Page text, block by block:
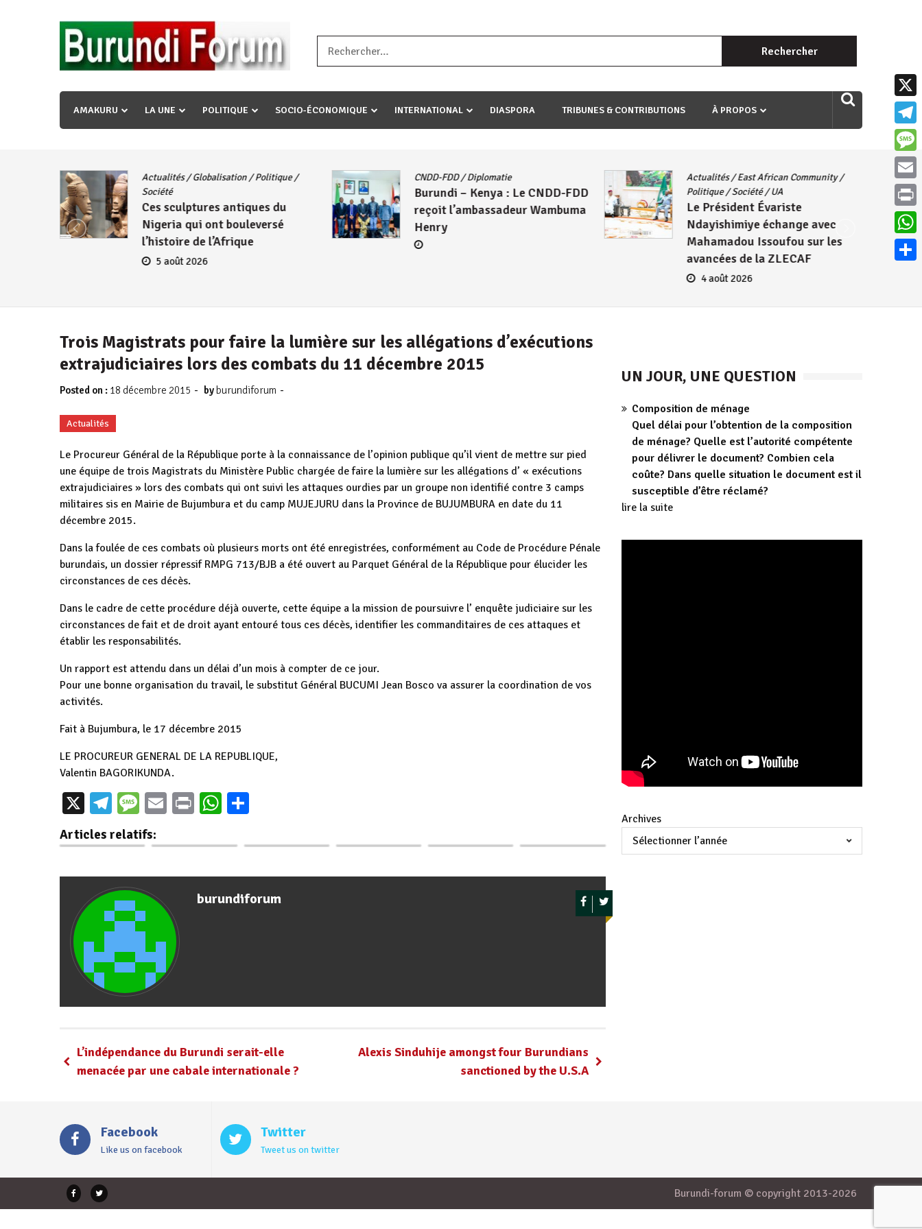
« Ingorane si ugupfa , ingorane ni ugupfa nabi ,gupfa ataco umariye umuryango wawe canke igihugu cakwibarutse .Wewe uri ngaha ndagusigiye iki kibazo : Uriko ukora iki kugira ngo
uzopfire neza umuryango n’igihugu cakwibarutse ? »
Rechercher :
AMAKURU LA UNE POLITIQUE SOCIO-ÉCONOMIQUE INTERNATIONAL DIASPORA TRIBUNES & CONTRIBUTIONS À PROPOS
Actualités/Globalisation/Politique/
Société
Ces sculptures antiques du
Nigeria qui ont bouleversé
l’histoire de l’Afrique
5 août 2026
CNDD-FDD/Diplomatie
Burundi – Kenya : Le CNDD-FDD
reçoit l’ambassadeur Wambuma
Henry
Actualités/East African Community/
Politique/Société/UA
Le Président Évariste
Ndayishimiye échange avec
Mahamadou Issoufou sur les
avancées de la ZLECAF
4 août 2026
Trois Magistrats pour faire la lumière sur les allégations d’exécutions
extrajudiciaires lors des combats du 11 décembre 2015
Posted on : 18 décembre 2015 - by burundiforum -
Actualités
Le Procureur Général de la République porte à la connaissance de l’opinion publique qu’il vient de mettre sur pied
une équipe de trois Magistrats du Ministère Public chargée de faire la lumière sur les allégations d’ « exécutions
extrajudiciaires » lors des combats qui ont suivi les attaques ourdies par un groupe non identifié contre 3 camps
militaires sis en Mairie de Bujumbura et du camp MUJEJURU dans la Province de BUJUMBURA en date du 11
décembre 2015.
Dans la foulée de ces combats où plusieurs morts ont été enregistrées, conformément au Code de Procédure Pénale
burundais, un dossier répressif RMPG 713/BJB a été ouvert au Parquet Général de la République pour élucider les
circonstances de ces décès.
Dans le cadre de cette procédure déjà ouverte, cette équipe a la mission de poursuivre l’ enquête judiciaire sur les
circonstances de fait et de droit ayant entouré tous ces décès, identifier les commanditaires de ces attaques et
établir les responsabilités.
Un rapport est attendu dans un délai d’un mois à compter de ce jour.
Pour une bonne organisation du travail, le substitut Général BUCUMI Jean Bosco va assurer la coordination de vos
activités.
Fait à Bujumbura, le 17 décembre 2015
LE PROCUREUR GENERAL DE LA REPUBLIQUE,
Valentin BAGORIKUNDA.
X Telegram
Message
EmailPrintWhatsApp
Articles relatifs:
Entrepreneuriat
: une étude…
Dossier spécial –
burundiforum
L’indépendance du Burundi serait-elle
menacée par une cabale internationale ?
Alexis Sinduhije amongst four Burundians
sanctioned by the U.S.A
UN JOUR, UNE QUESTION
Composition de ménage
Quel délai pour l’obtention de la composition
de ménage? Quelle est l’autorité compétente
pour délivrer le document? Combien cela
coûte? Dans quelle situation le document est il
susceptible d’être réclamé?
lire la suite
Archives
Facebook
Like us on facebook
Twitter
Tweet us on twitter
Burundi-forum © copyright 2013-2026
X
Email
Print